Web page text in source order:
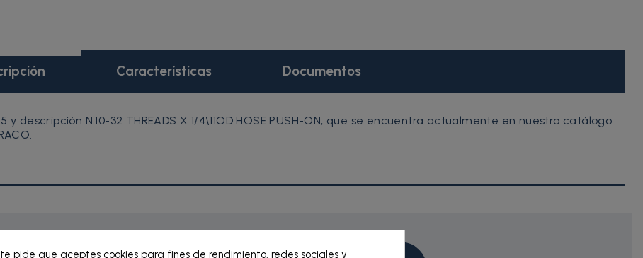
Características Documentos
descripción N.10-32 THREADS X 1/4\11OD HOSE PUSH-ON, que se encuentra actualmente en nuestro catálogo
pide que aceptes cookies para fines de rendimiento, redes sociales y